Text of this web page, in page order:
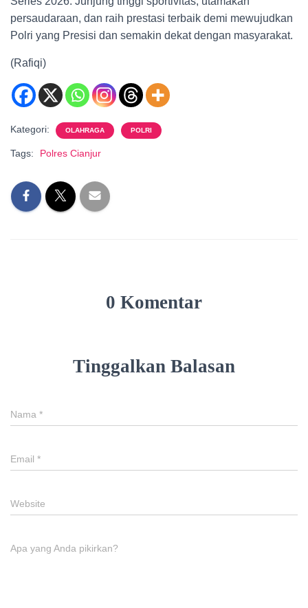
persaudaraan, dan raih prestasi terbaik demi mewujudkan
Polri yang Presisi dan semakin dekat dengan masyarakat.
(Rafiqi)
Kategori: OLAHRAGA POLRI
Tags: Polres Cianjur
0 Komentar
Tinggalkan Balasan
Nama *
Email *
Website
Apa yang Anda pikirkan?